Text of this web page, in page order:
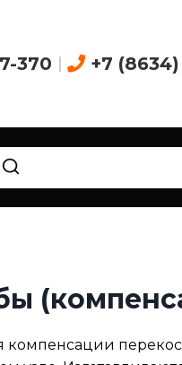
370 | +7
компенсации